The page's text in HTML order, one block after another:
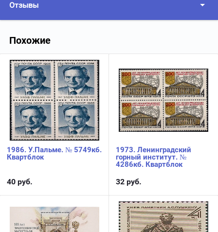
Отзывы
Похожие
1986. У.Пальме. № 5749кб.
Квартблок
40 руб.
1973. Ленинградский
горный институт. №
4286кб. Квартблок
32 руб.